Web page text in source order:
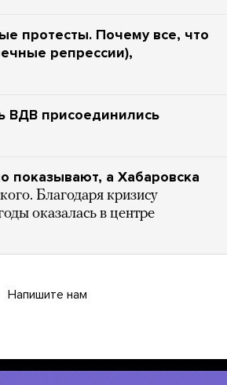
протесты. Почему все, что
репрессии),
ВДВ присоединились
показывают, а Хабаровска
Благодаря кризису
оказалась в центре
Напишите нам